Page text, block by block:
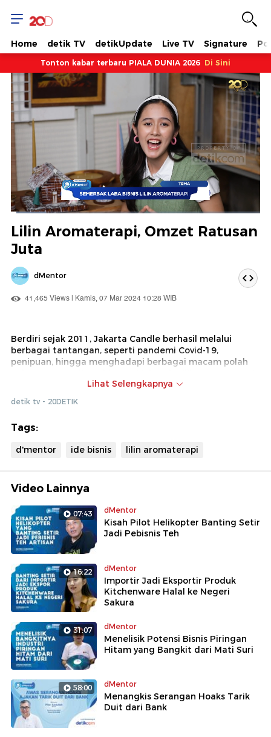
Home detik TV detikUpdate Live TV Signature
Tonton kabar terbaru PIALA DUNIA 2026 Di Sini
Berhenti
Suara
Hidup
Dimuat:
Lilin Aromaterapi, Omzet Ratusan
Juta
dMentor
41,465 Views | Kamis, 07 Mar 2024 10:28 WIB
Berdiri sejak 2011, Jakarta Candle berhasil melalui
berbagai tantangan, seperti pandemi Covid-19,
penipuan, hingga menghadapi berbagai macam polah
tersebut berhasil mencatatkan omzet hingga 700 juta
dalam setahun.
bisnis menjadi cerita menarik tersendiri. Sang suami
produk berkombinasi dengan Yulianah yang gemar
Lihat Selengkapnya
detik tv - 20DETIK
Tags:
d'mentor ide bisnis lilin aromaterapi
Video Lainnya
07:43 dMentor
Kisah Pilot Helikopter Banting Setir
Jadi Pebisnis Teh
16:22 dMentor
Importir Jadi Eksportir Produk
Kitchenware Halal ke Negeri
Sakura
31:07 dMentor
Menelisik Potensi Bisnis Piringan
Hitam yang Bangkit dari Mati Suri
58:00 dMentor
Menangkis Serangan Hoaks Tarik
Duit dari Bank